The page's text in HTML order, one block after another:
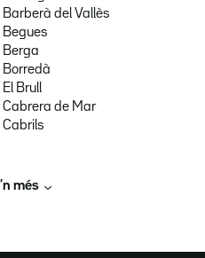
Barberà del Vallès
Begues
Berga
Borredà
El Brull
Cabrera de Mar
Cabrils
més